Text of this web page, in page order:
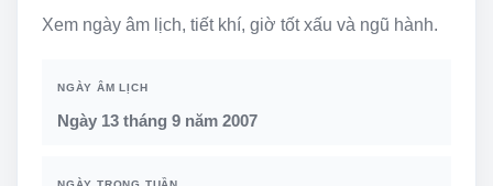
Xem ngày âm lịch, tiết khí, giờ tốt xấu và ngũ hành.
NGÀY ÂM LỊCH
Ngày 13 tháng 9 năm 2007